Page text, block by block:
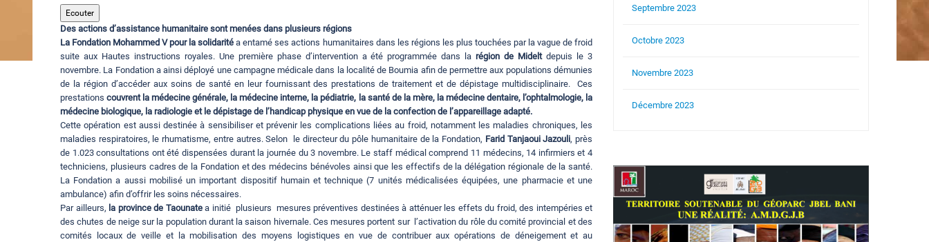
Ecouter
Des actions d’assistance humanitaire sont menées dans plusieurs régions
La Fondation Mohammed V pour la solidarité a entamé ses actions humanitaires dans les régions les plus touchées par la vague de froid
suite aux Hautes instructions royales. Une première phase d’intervention a été programmée dans larégion de Mideltdepuis le 3
novembre. La Fondation a ainsi déployé une campagne médicale dans la localité de Boumia afin de permettre aux populations démunies
de la région d’accéder aux soins de santé en leur fournissant des prestations de traitement et de dépistage multidisciplinaire. Ces
prestationscouvrent la médecine générale, la médecine interne, la pédiatrie, la santé de la mère, la médecine dentaire, l’ophtalmologie, la
médecine biologique, la radiologie et le dépistage de l’handicap physique en vue de la confection de l’appareillage adapté.
Cette opération est aussi destinée à sensibiliser et prévenir les complications liées au froid, notamment les maladies chroniques, les
maladies respiratoires, le rhumatisme, entre autres. Selon le directeur du pôle humanitaire de la Fondation, Farid Tanjaoui Jazouli, près
de 1.023 consultations ont été dispensées durant la journée du 3 novembre. Le staff médical comprend 11 médecins, 14 infirmiers et 4
techniciens, plusieurs cadres de la Fondation et des médecins bénévoles ainsi que les effectifs de la délégation régionale de la santé.
La Fondation a aussi mobilisé un important dispositif humain et technique (7 unités médicalisées équipées, une pharmacie et une
ambulance) afin d’offrir les soins nécessaires.
Par ailleurs, la province de Taounatea initié plusieurs mesures préventives destinées à atténuer les effets du froid, des intempéries et
des chutes de neige sur la population durant la saison hivernale. Ces mesures portent sur l’activation du rôle du comité provincial et des
comités locaux de veille et la mobilisation des moyens logistiques en vue de contribuer aux opérations de déneigement et au
Septembre 2023
Octobre 2023
Novembre 2023
Décembre 2023